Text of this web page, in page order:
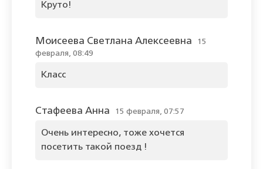
Круто!
Моисеева Светлана Алексеевна
15
февраля, 08:49
Класс
Стафеева Анна 15 февраля, 07:57
Очень интересно, тоже хочется
посетить такой поезд !